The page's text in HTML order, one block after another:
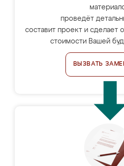
проведёт
составит проект и сделает
стоимости Вашей
ВЫЗВАТЬ